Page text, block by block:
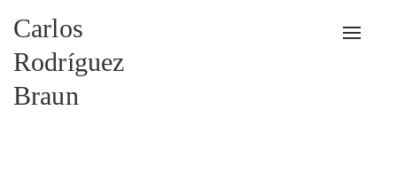
Carlos
Rodríguez
Braun